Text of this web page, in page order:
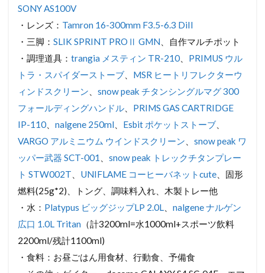
SONY AS100V
・レンズ： Tamron 16-300mm F3.5-6.3 DiII
・三脚： SLIK SPRINT PROⅡ GMN 、自作マルチポット
・調理道具： trangia メスティン TR-210
PRIMUS ウル
トラ・スパイダーストーブ
MSR ヒートリフレクターウ
ィンドスクリーン
snow peak チタンシングルマグ 300
フォールディングハンドル
PRIMS GAS CARTRIDGE
IP-110
nalgene 250ml Esbit ポケットストーブ
VARGO アルミニウム ウインドスクリーン
snow peak ワ
ッパー武器 SCT-001
snow peak トレックチタンプレー
ト STW002T
UNIFLAME コーヒーバネットcute 、固形
燃料(25g*2)、トング、調味料入れ、木製トレー他
・水： Platypus ビッグジップLP 2.0L
nalgene ナルゲン
広口 1.0L Tritan （計3200ml=水1000ml+スポーツ飲料
2200ml/残計1100ml)
・食料：お昼ごはん用食材、行動食、予備食